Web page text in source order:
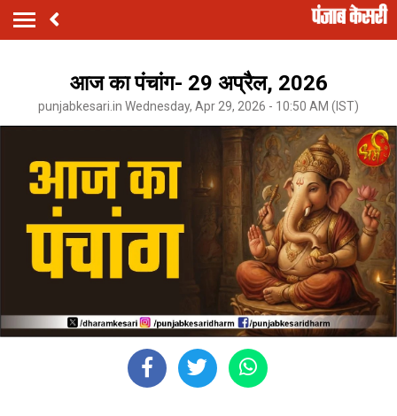
आज का पंचांग- 29 अप्रैल, 2026
punjabkesari.in Wednesday, Apr 29, 2026 - 10:50 AM (IST)